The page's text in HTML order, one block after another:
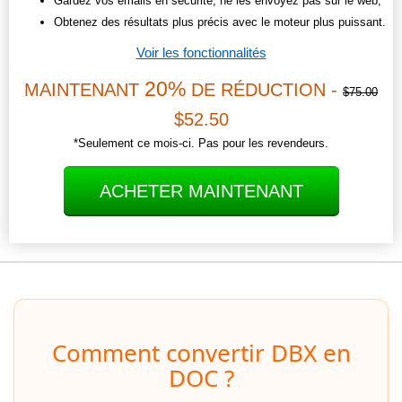
Obtenez des résultats plus précis avec le moteur plus puissant.
Voir les fonctionnalités
MAINTENANT 20% DE RÉDUCTION - $75.00
$52.50
*Seulement ce mois-ci. Pas pour les revendeurs.
ACHETER MAINTENANT
Comment convertir DBX en
DOC ?